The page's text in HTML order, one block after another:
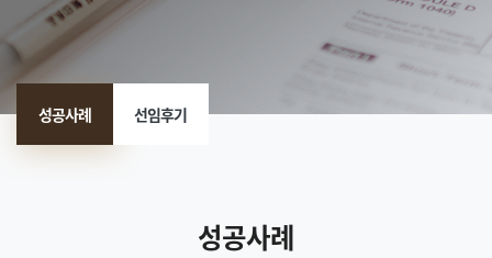
성공사례 선임후기
성공사례